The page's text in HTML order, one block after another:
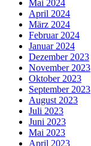
Mai 2024
April 2024
März 2024
Februar 2024
Januar 2024
Dezember 2023
November 2023
Oktober 2023
September 2023
August 2023
Juli 2023
Juni 2023
Mai 2023
April 2023